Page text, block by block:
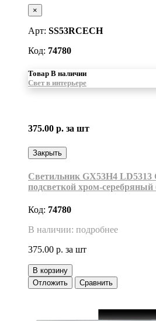
×
Арт: SS53RCECH
Код: 74780
Товар В наличии
Свет в интерьере
375.00 р. за шт
Закрыть
Светильник GX53H4 LD5313
подсветкой хром-серебряный
Код: 74780
В наличии: подробнее
375.00 р. за шт
В корзину
Отложить
Сравнить